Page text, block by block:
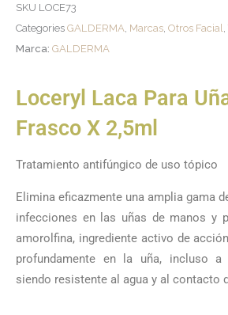
SKU LOCE73
Categories GALDERMA Marcas Otros Facial
Marca: GALDERMA
Loceryl Laca Para
Frasco X 2,5ml
Tratamiento antifúngico de uso tópico
Elimina eficazmente una amplia gama
infecciones en las uñas de manos y
amorolfina, ingrediente activo de
profundamente en la uña, incluso a
siendo resistente al agua y al contacto